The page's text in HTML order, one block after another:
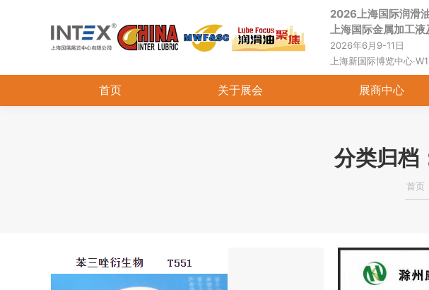
2026上海国际润滑
上海国际金属加工
2026年6月9-11日
上海新国际博览中心
首页 关于展会 展商中心
分类归档
您
首页
首页